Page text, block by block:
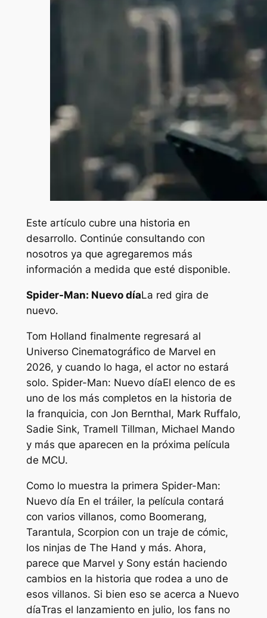
Este artículo cubre una historia en
desarrollo. Continúe consultando con
nosotros ya que agregaremos más
información a medida que esté disponible.
Spider-Man: Nuevo díaLa red gira de
nuevo.
Tom Holland finalmente regresará al
Universo Cinematográfico de Marvel en
2026, y cuando lo haga, el actor no estará
solo. Spider-Man: Nuevo díaEl elenco de es
uno de los más completos en la historia de
la franquicia, con Jon Bernthal, Mark Ruffalo,
Sadie Sink, Tramell Tillman, Michael Mando
y más que aparecen en la próxima película
de MCU.
Como lo muestra la primera Spider-Man:
Nuevo día En el tráiler, la película contará
con varios villanos, como Boomerang,
Tarantula, Scorpion con un traje de cómic,
los ninjas de The Hand y más. Ahora,
parece que Marvel y Sony están haciendo
cambios en la historia que rodea a uno de
esos villanos. Si bien eso se acerca a Nuevo
díaTras el lanzamiento en julio, los fans no